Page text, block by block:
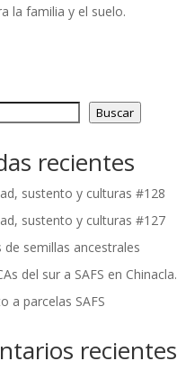
la familia y el suelo.
Buscar
recientes
sustento y culturas #128
sustento y culturas #127
de semillas ancestrales
del sur a SAFS en Chinacla.
a parcelas SAFS
recientes